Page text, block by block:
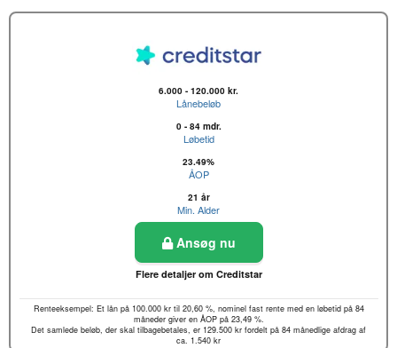
6.000 - 120.000 kr.
Lånebeløb
0 - 84 mdr.
Løbetid
23.49%
ÅOP
21 år
Min. Alder
Ansøg nu
Flere detaljer om Creditstar
Renteeksempel: Et lån på 100.000 kr til 20,60 %, nominel fast rente med en løbetid på 84
måneder giver en ÅOP på 23,49 %.
Det samlede beløb, der skal tilbagebetales, er 129.500 kr fordelt på 84 månedlige afdrag af
ca. 1.540 kr